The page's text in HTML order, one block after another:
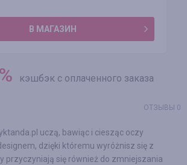
В МАГАЗИН
% кэшбэк с оплаченного заказа
ОТЗЫВЫ 0
uczą, bawiąc i ciesząc oczy
dzięki któremu wyróżnisz się z
przyczyniają się również do zmniejszania